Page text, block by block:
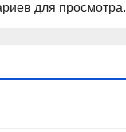
для просмотра.